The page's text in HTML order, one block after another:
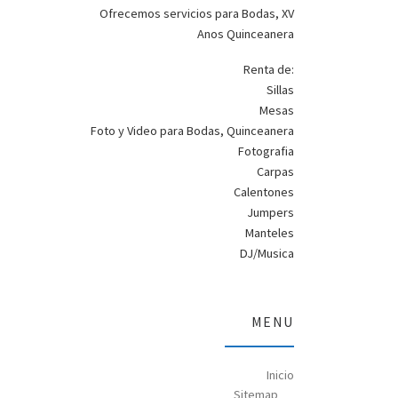
Ofrecemos servicios para Bodas, XV
Anos Quinceanera
Renta de:
Sillas
Mesas
Foto y Video para Bodas, Quinceanera
Fotografia
Carpas
Calentones
Jumpers
Manteles
DJ/Musica
MENU
Inicio
Sitemap